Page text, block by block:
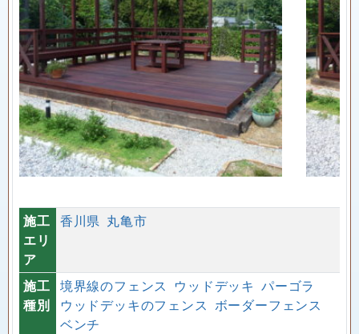
施工
エリ
ア
香川県 丸亀市
施工
種別
境界線のフェンス ウッドデッキ パーゴラ
ウッドデッキのフェンス ボーダーフェンス
ベンチ